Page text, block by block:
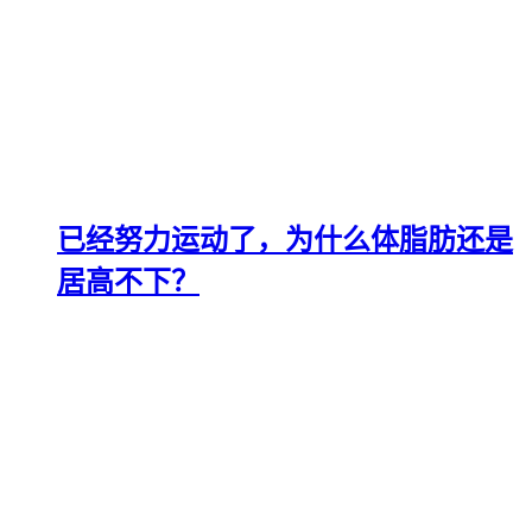
已经努力运动了，为什么体脂肪还是
居高不下？